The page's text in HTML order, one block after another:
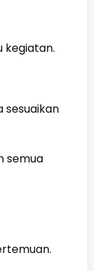
kegiatan.
sesuaikan
semua